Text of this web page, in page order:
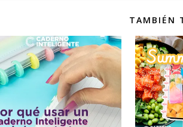
TAMBIÉN